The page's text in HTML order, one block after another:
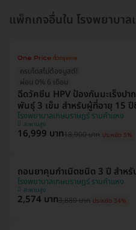
แพ็กเกจอื่นใน โรงพยาบา
ครบโดสไม่ต้องบูสต์!
ผ่อน 0% 6 เดือน
ฉีดวัคซีน HPV ป้องกันมะเร็งป
พันธุ์ 3 เข็ม สำหรับผู้ที่อายุ 15 ปี
โรงพยาบาลเกษมราษฎร์ รามคำแหง
สะพานสูง
16,999 บาท18,900 บาท ประหยัด 5%
ถอนยาคุมกำเนิดชนิด 3 ปี สำห
โรงพยาบาลเกษมราษฎร์ รามคำแหง
สะพานสูง
2,574 บาท3,880 บาท ประหยัด 34%